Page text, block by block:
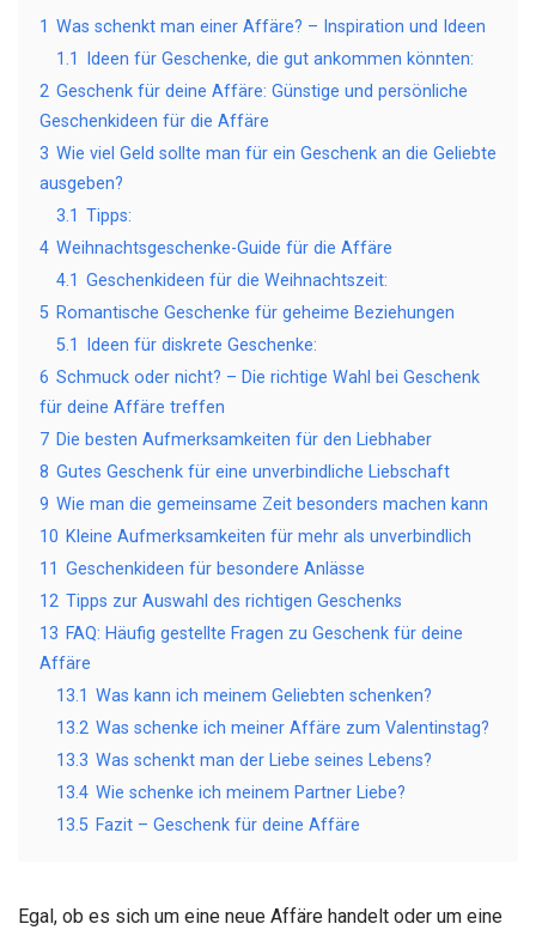
1 Was schenkt man einer Affäre? – Inspiration und Ideen
1.1
Ideen für Geschenke, die gut ankommen könnten:
2 Geschenk für deine Affäre: Günstige und persönliche
Geschenkideen für die Affäre
3 Wie viel Geld sollte man für ein Geschenk an die Geliebte
ausgeben?
3.1 Tipps:
4 Weihnachtsgeschenke-Guide für die Affäre
4.1 Geschenkideen für die Weihnachtszeit:
5 Romantische Geschenke für geheime Beziehungen
5.1
Ideen für diskrete Geschenke:
6 Schmuck oder nicht? – Die richtige Wahl bei Geschenk
für deine Affäre treffen
7 Die besten Aufmerksamkeiten für den Liebhaber
8 Gutes Geschenk für eine unverbindliche Liebschaft
9 Wie man die gemeinsame Zeit besonders machen kann
10 Kleine Aufmerksamkeiten für mehr als unverbindlich
11 Geschenkideen für besondere Anlässe
12 Tipps zur Auswahl des richtigen Geschenks
13 FAQ: Häufig gestellte Fragen zu Geschenk für deine
Affäre
13.1 Was kann ich meinem Geliebten schenken?
13.2 Was schenke ich meiner Affäre zum Valentinstag?
13.3 Was schenkt man der Liebe seines Lebens?
13.4 Wie schenke ich meinem Partner Liebe?
13.5 Fazit – Geschenk für deine Affäre
Egal, ob es sich um eine neue Affäre handelt oder um eine